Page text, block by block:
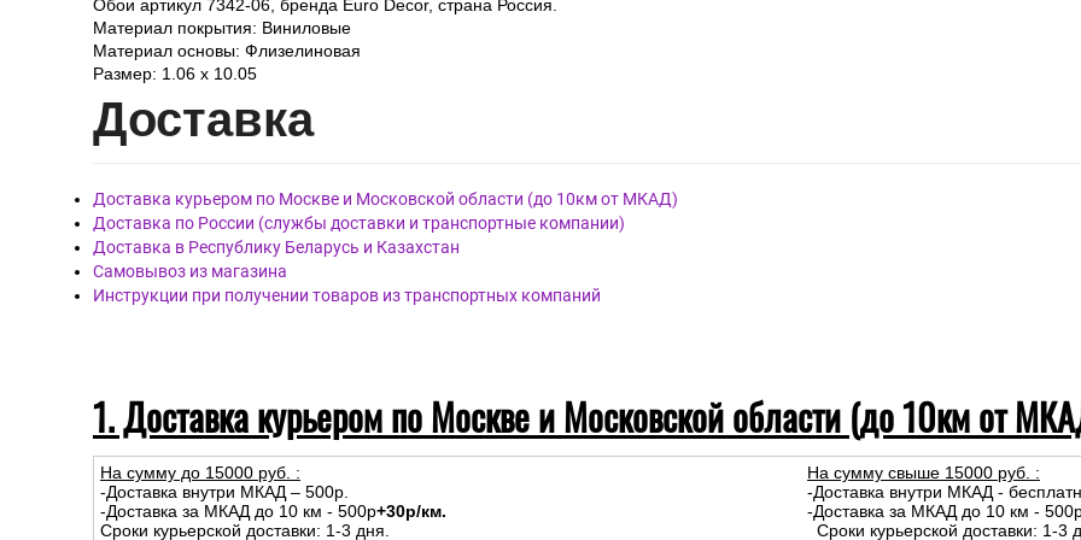
Обои артикул 7342-06, бренда Euro Decor, страна Россия.
Материал покрытия: Виниловые
Материал основы: Флизелиновая
Размер: 1.06 x 10.05
Доставка
Доставка курьером по Москве и Московской области (до 10км от МКАД)
Доставка по России (службы доставки и транспортные компании)
Доставка в Республику Беларусь и Казахстан
Самовывоз из магазина
Инструкции при получении товаров из транспортных компаний
1. Доставка курьером по Москве и Московской области (до 10км от
На сумму до 15000 руб. :
-Доставка внутри МКАД – 500р.
-Доставка за МКАД до 10 км - 500р+30р/км.
Сроки курьерской доставки: 1-3 дня.
На сумму свыше 15000 руб. :
-Доставка внутри МКАД -
-Доставка за МКАД до 10 км -
Сроки курьерской доставки: 1-3